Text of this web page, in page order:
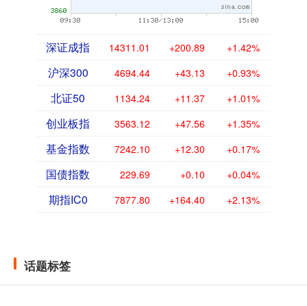
深证成指 14311.01 +200.89 +1.42%
沪深300 4694.44 +43.13 +0.93%
北证50 1134.24 +11.37 +1.01%
创业板指 3563.12 +47.56 +1.35%
基金指数 7242.10 +12.30 +0.17%
国债指数 229.69 +0.10 +0.04%
期指IC0 7877.80 +164.40 +2.13%
话题标签